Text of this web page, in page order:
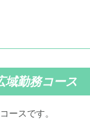
域勤務コース
ースです。